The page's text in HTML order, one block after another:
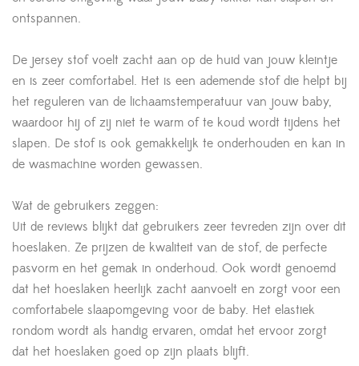
ontspannen.
De jersey stof voelt zacht aan op de huid van jouw kleintje
en is zeer comfortabel. Het is een ademende stof die helpt bij
het reguleren van de lichaamstemperatuur van jouw baby,
waardoor hij of zij niet te warm of te koud wordt tijdens het
slapen. De stof is ook gemakkelijk te onderhouden en kan in
de wasmachine worden gewassen.
Wat de gebruikers zeggen:
Uit de reviews blijkt dat gebruikers zeer tevreden zijn over dit
hoeslaken. Ze prijzen de kwaliteit van de stof, de perfecte
pasvorm en het gemak in onderhoud. Ook wordt genoemd
dat het hoeslaken heerlijk zacht aanvoelt en zorgt voor een
comfortabele slaapomgeving voor de baby. Het elastiek
rondom wordt als handig ervaren, omdat het ervoor zorgt
dat het hoeslaken goed op zijn plaats blijft.